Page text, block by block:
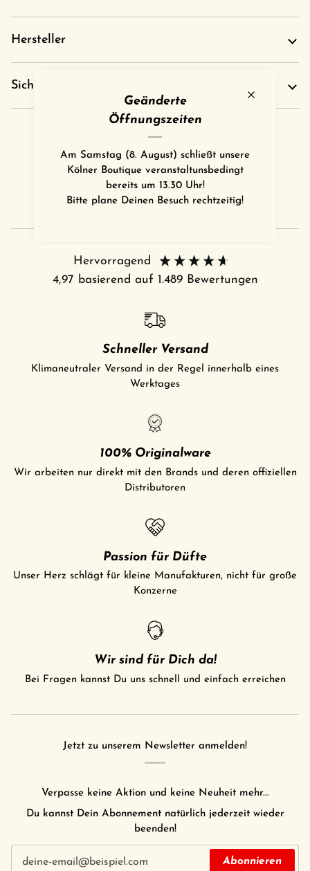
Geänderte
Öffnungszeiten
Am Samstag (8. August) schließt unsere
Kölner Boutique veranstaltunsbedingt
bereits um 13.30 Uhr!
Bitte plane Deinen Besuch rechtzeitig!
Hersteller
Sicherheitshinweise
Hervorragend
4,97 basierend auf 1.489Bewertungen
Schneller Versand
Klimaneutraler Versand in der Regel innerhalb eines
Werktages
100% Originalware
Wir arbeiten nur direkt mit den Brands und deren offiziellen
Distributoren
Passion für Düfte
Unser Herz schlägt für kleine Manufakturen, nicht für große
Konzerne
Wir sind für Dich da!
Bei Fragen kannst Du uns schnell und einfach erreichen
Jetzt zu unserem Newsletter anmelden!
Verpasse keine Aktion und keine Neuheit mehr...
Du kannst Dein Abonnement natürlich jederzeit wieder
beenden!
Abonnieren